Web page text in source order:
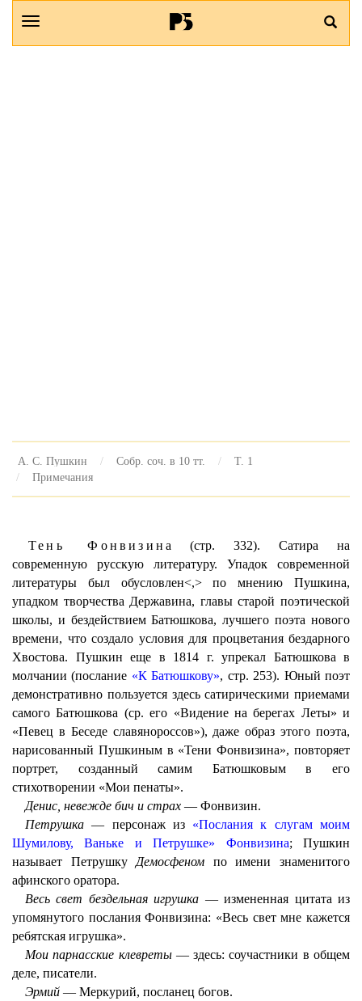
А. С. Пушкин Собр. соч. в 10 тт.
Т. 1
Примечания
Тень Фонвизина (стр. 332). Сатира на
современную русскую литературу. Упадок современной
литературы был обусловлен<,> по мнению Пушкина,
упадком творчества Державина, главы старой поэтической
школы, и бездействием Батюшкова, лучшего поэта нового
времени, что создало условия для процветания бездарного
Хвостова. Пушкин еще в 1814 г. упрекал Батюшкова в
молчании (послание «К Батюшкову», стр. 253). Юный поэт
демонстративно пользуется здесь сатирическими приемами
самого Батюшкова (ср. его «Видение на берегах Леты» и
«Певец в Беседе славянороссов»), даже образ этого поэта,
нарисованный Пушкиным в «Тени Фонвизина», повторяет
портрет, созданный самим Батюшковым в его
стихотворении «Мои пенаты».
Денис, невежде бич и страх — Фонвизин.
Петрушка — персонаж из «Послания к слугам моим
Шумилову, Ваньке и Петрушке» Фонвизина; Пушкин
называет Петрушку Демосфеном по имени знаменитого
афинского оратора.
Весь свет бездельная игрушка — измененная цитата из
упомянутого послания Фонвизина: «Весь свет мне кажется
ребятская игрушка».
Мои парнасские клевреты— здесь: соучастники в общем
деле, писатели.
Эрмий — Меркурий, посланец богов.